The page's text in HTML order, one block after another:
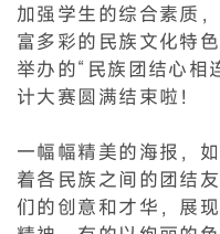
加强学生的综合素质
富多彩的民族文化特
举办的“民族团结心相
计大赛圆满结束啦！
一幅幅精美的海报，
着各民族之间的团结
们的创意和才华，展